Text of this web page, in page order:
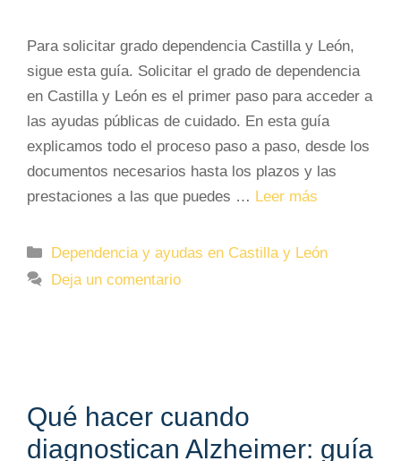
Para solicitar grado dependencia Castilla y León,
sigue esta guía. Solicitar el grado de dependencia
en Castilla y León es el primer paso para acceder a
las ayudas públicas de cuidado. En esta guía
explicamos todo el proceso paso a paso, desde los
documentos necesarios hasta los plazos y las
prestaciones a las que puedes … Leer más
Categorías
Dependencia y ayudas en Castilla y León
Deja un comentario
Qué hacer cuando
diagnostican Alzheimer: guía